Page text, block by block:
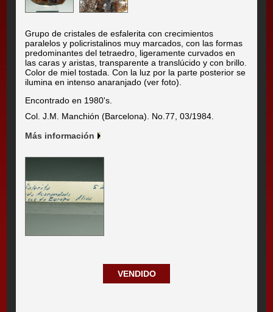
Grupo de cristales de esfalerita con crecimientos
paralelos y policristalinos muy marcados, con las formas
predominantes del tetraedro, ligeramente curvados en
las caras y aristas, transparente a translúcido y con brillo.
Color de miel tostada. Con la luz por la parte posterior se
ilumina en intenso anaranjado (ver foto).
Encontrado en 1980's.
Col. J.M. Manchión (Barcelona). No.77, 03/1984.
Más información
VENDIDO